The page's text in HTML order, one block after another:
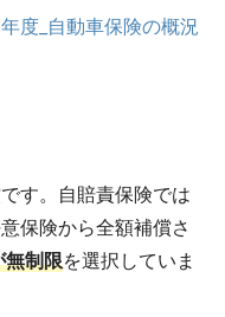
度_自動車保険の概況
す。自賠責保険では
保険から全額補償さ
制限を選択していま